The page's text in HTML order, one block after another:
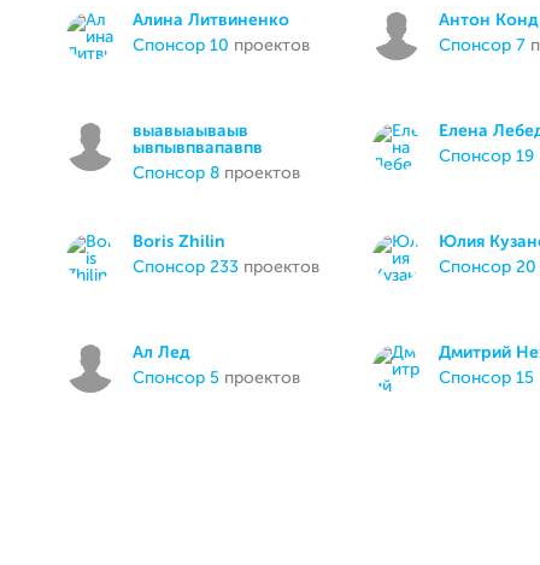
Алина Литвиненко
спонсор 10 проектов
Антон
спонсор 7
выавыаываыв
ывпывпвапавпв
спонсор 8 проектов
Елена
спонсор 19
Boris Zhilin
спонсор 233 проектов
Юлия
спонсор 20
Ал Лед
спонсор 5 проектов
Дмитрий
спонсор 15